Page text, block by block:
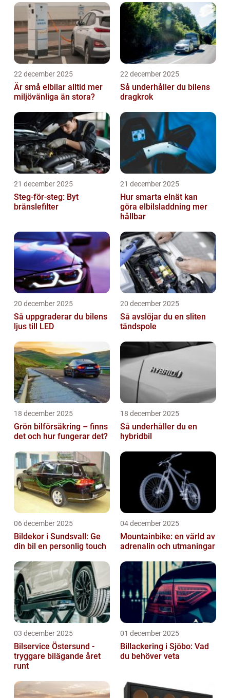
22 december 2025
Är små elbilar alltid mer
miljövänliga än stora?
22 december 2025
Så underhåller du bilens
dragkrok
21 december 2025
Steg-för-steg: Byt
bränslefilter
21 december 2025
Hur smarta elnät kan
göra elbilsladdning mer
hållbar
20 december 2025
Så uppgraderar du bilens
ljus till LED
20 december 2025
Så avslöjar du en sliten
tändspole
18 december 2025
Grön bilförsäkring – finns
det och hur fungerar det?
18 december 2025
Så underhåller du en
hybridbil
06 december 2025
Bildekor i Sundsvall: Ge
din bil en personlig touch
04 december 2025
Mountainbike: en värld av
adrenalin och utmaningar
03 december 2025
Bilservice Östersund -
tryggare bilägande året
runt
01 december 2025
Billackering i Sjöbo: Vad
du behöver veta